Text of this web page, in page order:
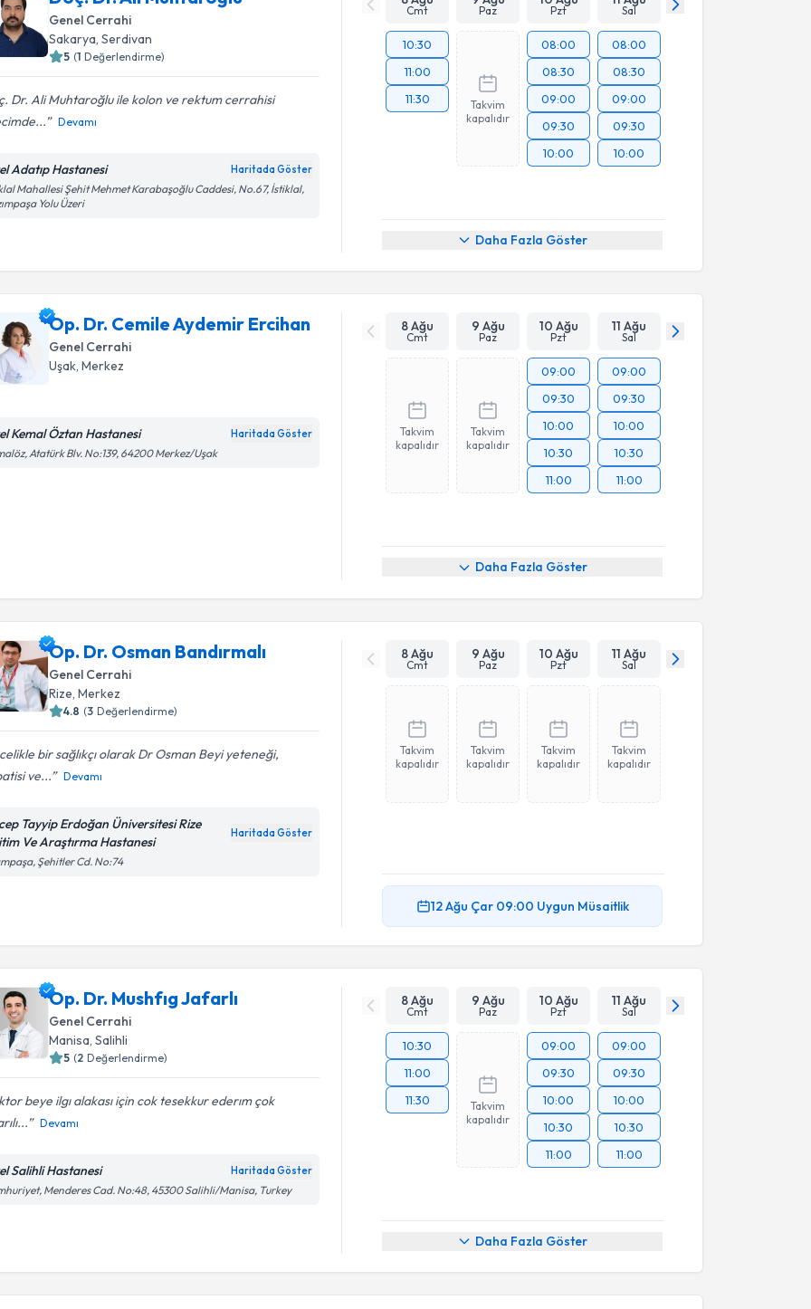
Genel Cerrahi
Sakarya ,Serdivan
5 (1 Değerlendirme)
Dr. Ali Muhtaroğlu ile kolon ve rektum cerrahisi
Devamı
Adatıp Hastanesi Haritada Göster
Mahallesi Şehit Mehmet Karabaşoğlu Caddesi, No.67, İstiklal,
Yolu Üzeri
Cmt Paz Pzt Sal
10:30
11:00
11:30
Takvim
kapalıdır
08:00
08:30
09:00
09:30
10:00
08:00
08:30
09:00
09:30
10:00
Daha Fazla Göster
Op. Dr. Cemile Aydemir Ercihan
Genel Cerrahi
Uşak,Merkez
Kemal Öztan Hastanesi Haritada Göster
Atatürk Blv. No:139, 64200 Merkez/Uşak
8 Ağu
Cmt
9 Ağu
Paz
10 Ağu
Pzt
11 Ağu
Sal
Takvim
kapalıdır
Takvim
kapalıdır
09:00
09:30
10:00
10:30
11:00
09:00
09:30
10:00
10:30
11:00
Daha Fazla Göster
Op. Dr. Osman Bandırmalı
Genel Cerrahi
Rize ,Merkez
4.8 (3 Değerlendirme)
bir sağlıkçı olarak Dr Osman Beyi yeteneği,
ve...
Devamı
Tayyip Erdoğan Üniversitesi Rize
Ve Araştırma Hastanesi
Haritada Göster
Şehitler Cd. No:74
8 Ağu
Cmt
9 Ağu
Paz
10 Ağu
Pzt
11 Ağu
Sal
Takvim
kapalıdır
Takvim
kapalıdır
Takvim
kapalıdır
Takvim
kapalıdır
12 Ağu Çar 09:00 Uygun Müsaitlik
Op. Dr. Mushfıg Jafarlı
Genel Cerrahi
Manisa ,Salihli
5 (2 Değerlendirme)
beye ilgı alakası için cok tesekkur ederım çok
Devamı
Salihli Hastanesi Haritada Göster
Menderes Cad. No:48, 45300 Salihli/Manisa, Turkey
8 Ağu
Cmt
9 Ağu
Paz
10 Ağu
Pzt
11 Ağu
Sal
10:30
11:00
11:30
Takvim
kapalıdır
09:00
09:30
10:00
10:30
11:00
09:00
09:30
10:00
10:30
11:00
Daha Fazla Göster